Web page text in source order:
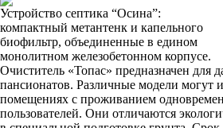
Устройство септика “Осина”:
компактный метантенк и капельного
биофильтр, объединенные в едином
монолитном железобетонном корпусе.
Очиститель «Топас» предназначен для
пансионатов. Различные модели могут
помещениях с проживанием
пользователей. Они отличаются